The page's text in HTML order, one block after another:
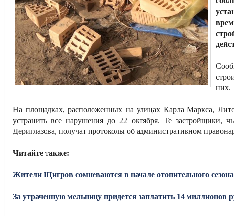
них.
На площадках, расположенных на улицах Карла Маркса,
устранить все нарушения до 22 октября. Те застройщики,
Дериглазова, получат протоколы об административном
Читайте также:
Жители Щигров сомневаются в начале отопительного сезона
За утраченную мельницу придется заплатить 14 миллионов